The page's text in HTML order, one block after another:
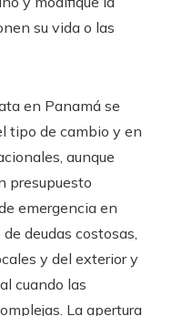
su vida o las
en Panamá se
tipo de cambio y en
aunque
presupuesto
emergencia en
deudas costosas,
y del exterior y
cuando las
La apertura